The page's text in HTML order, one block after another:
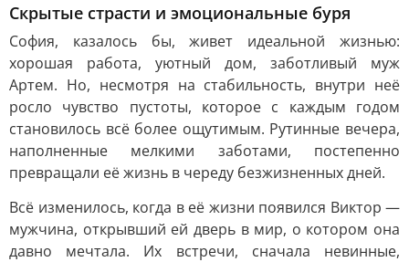
Скрытые страсти и эмоциональные буря
София, казалось бы, живет идеальной жизнью:
хорошая работа, уютный дом, заботливый муж
Артем. Но, несмотря на стабильность, внутри неё
росло чувство пустоты, которое с каждым годом
становилось всё более ощутимым. Рутинные вечера,
наполненные мелкими заботами, постепенно
превращали её жизнь в череду безжизненных дней.
Всё изменилось, когда в её жизни появился Виктор —
мужчина, открывший ей дверь в мир, о котором она
давно мечтала. Их встречи, сначала невинные,